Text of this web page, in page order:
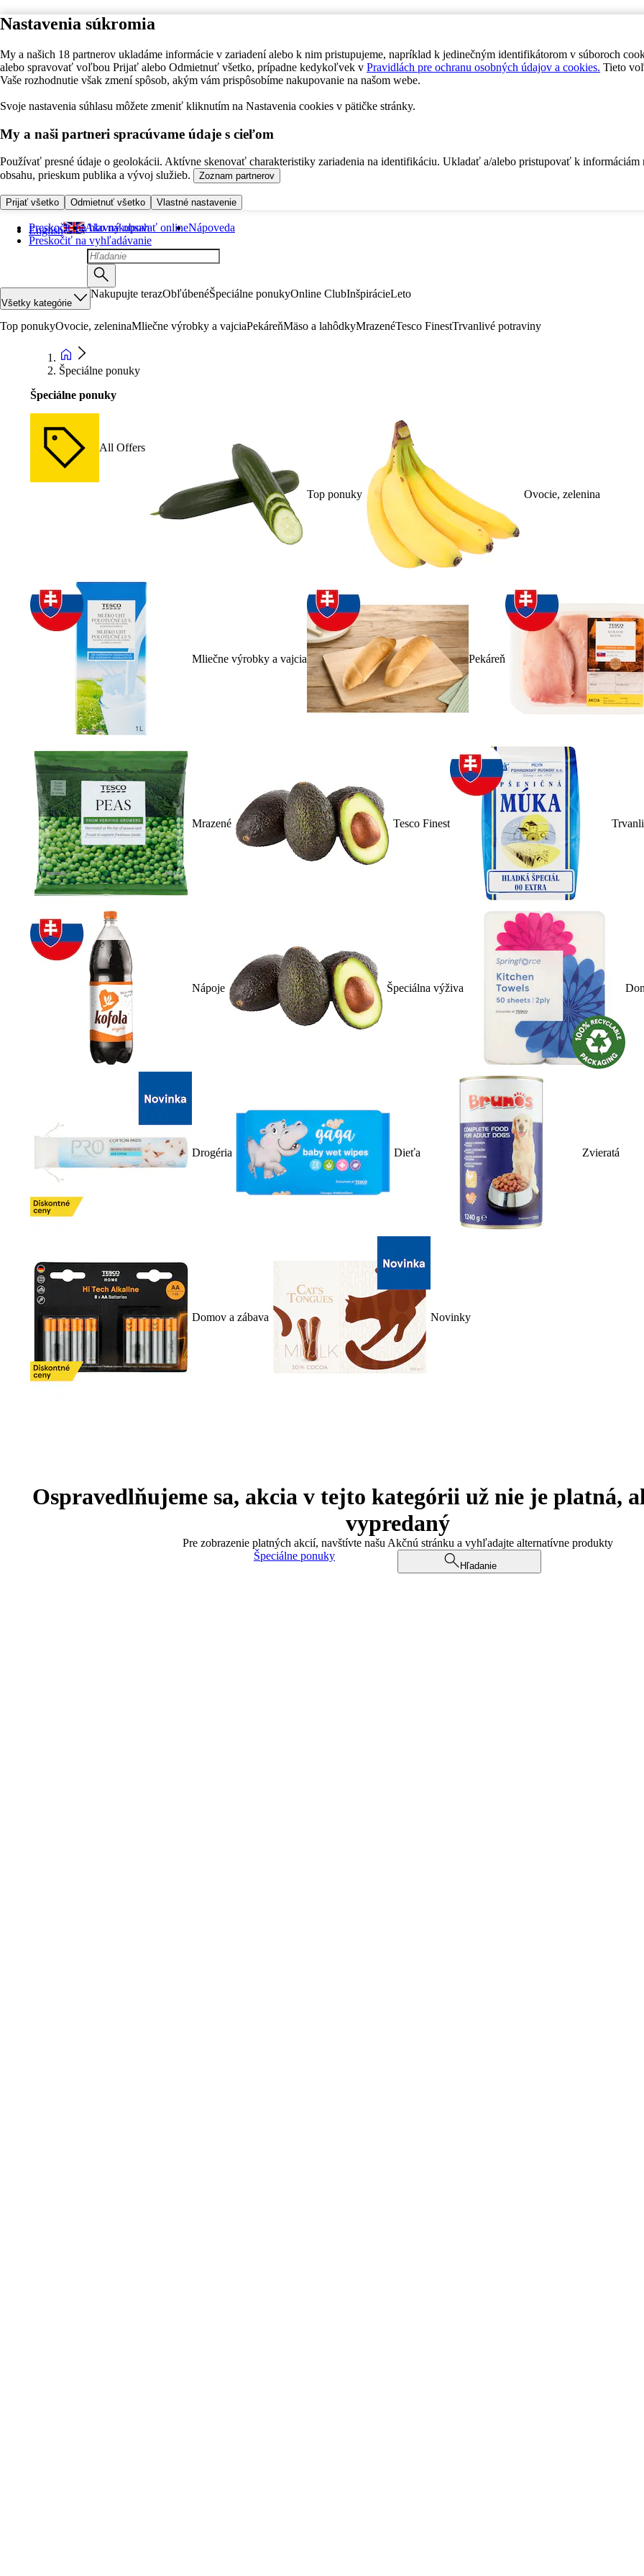
Nastavenia súkromia
My a našich 18 partnerov ukladáme informácie v zariadení alebo k nim pristupujeme, napríklad k jedinečným identifikátorom v súboroch
alebo spravovať voľbou Prijať alebo Odmietnuť všetko, prípadne kedykoľvek v Pravidlách pre ochranu osobných údajov a cookies. Tieto
Vaše rozhodnutie však zmení spôsob, akým vám prispôsobíme nakupovanie na našom webe.
Svoje nastavenia súhlasu môžete zmeniť kliknutím na Nastavenia cookies v pätičke stránky.
My a naši partneri spracúvame údaje s cieľom
Používať presné údaje o geolokácii. Aktívne skenovať charakteristiky zariadenia na identifikáciu. Ukladať a/alebo pristupovať k informáciám
obsahu, prieskum publika a vývoj služieb.
Zoznam partnerov
Prijať všetko Odmietnuť všetko Vlastné nastavenie
Preskočiť na hlavný obsah
Preskočiť na vyhľadávanie
English Ako nakupovať onlineNápoveda
Všetky kategórie
Nakupujte terazObľúbenéŠpeciálne ponukyOnline ClubInšpirácieLeto
Top ponukyOvocie, zeleninaMliečne výrobky a vajciaPekáreňMäso a lahôdkyMrazenéTesco FinestTrvanlivé potraviny
Špeciálne ponuky
Špeciálne ponuky
All Offers
Top ponuky Ovocie, zelenina
Mliečne výrobky a vajcia Pekáreň
Mrazené Tesco Finest
Nápoje Špeciálna výživa
Drogéria Dieťa Zvieratá
Domov a zábava Novinky
Ospravedlňujeme sa, akcia v tejto kategórii už nie je platná,
vypredaný
Pre zobrazenie platných akcií, navštívte našu Akčnú stránku a vyhľadajte alternatívne produkty
Špeciálne ponuky
Hľadanie